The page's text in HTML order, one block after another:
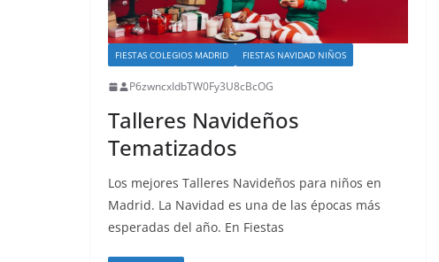
FIESTAS COLEGIOS MADRID FIESTAS NAVIDAD NIÑOS
P6zwncxIdbTW0Fy3U8cBcOG
Talleres Navideños
Tematizados
Los mejores Talleres Navideños para niños en
Madrid. La Navidad es una de las épocas más
esperadas del año. En Fiestas